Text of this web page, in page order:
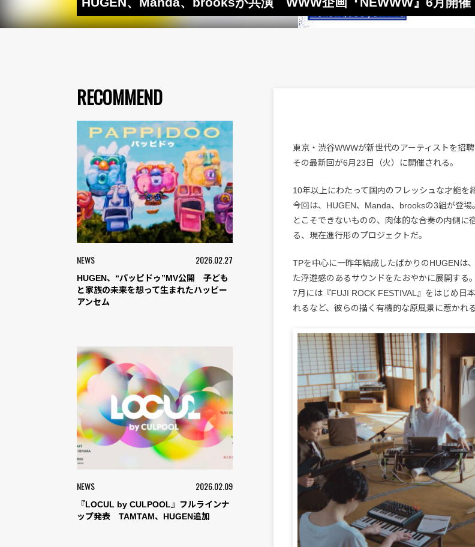
RECOMMEND
NEWS 2026.02.27
HUGEN、“パッピドゥ”MV公開 子ども
と家族の未来を想って生まれたハッピー
アンセム
NEWS 2026.02.09
『LOCUL by CULPOOL』フルラインナ
ップ発表 TAMTAM、HUGEN追加
東京・渋谷WWWが新世代のアーティストを招
その最新回が6月23日（火）に開催される。
10年以上にわたって国内のフレッシュな才能を
今回は、HUGEN、Manda、brooksの3組が登
とこそできないものの、肉体的な合奏の内側に
る、現在進行形のプロジェクトだ。
TPを中心に一昨年結成したばかりのHUGENは
た浮遊感のあるサウンドをたおやかに展開する
7月には『FUJI ROCK FESTIVAL』をはじめ日
れるなど、彼らの描く有機的な原風景に惹かれ